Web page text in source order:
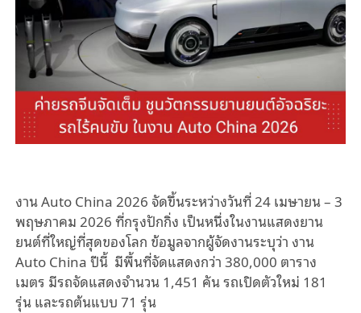
งาน Auto China 2026 จัดขึ้นระหว่างวันที่ 24 เมษายน – 3
พฤษภาคม 2026 ที่กรุงปักกิ่ง เป็นหนึ่งในงานแสดงยาน
ยนต์ที่ใหญ่ที่สุดของโลก ข้อมูลจากผู้จัดงานระบุว่า งาน
Auto China ปีนี้ มีพื้นที่จัดแสดงกว่า 380,000 ตาราง
เมตร มีรถจัดแสดงจำนวน 1,451 คัน รถเปิดตัวใหม่ 181
รุ่น และรถต้นแบบ 71 รุ่น